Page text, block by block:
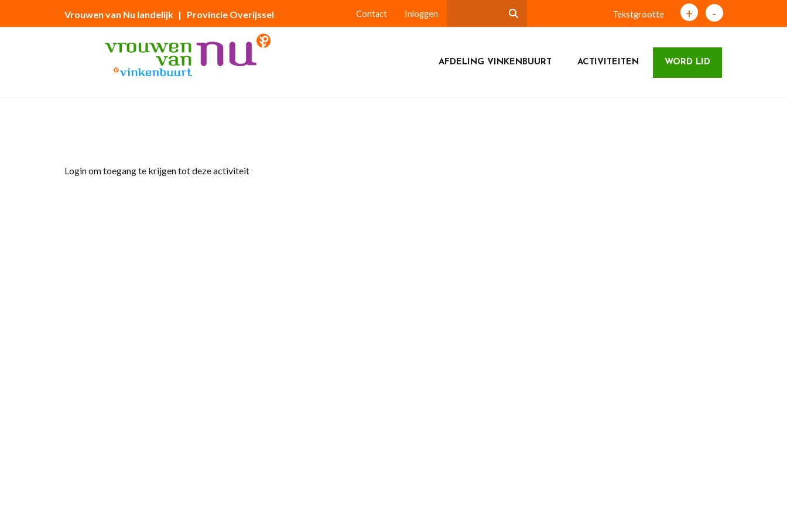
Vrouwen van Nu landelijk | Provincie Overijssel Contact Inloggen Tekstgrootte + -
AFDELING VINKENBUURT ACTIVITEITEN WORD LID
Login om toegang te krijgen tot deze activiteit